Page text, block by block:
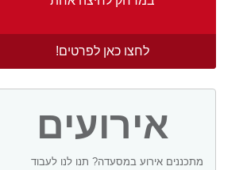
לחצו כאן לפרטים!
אירועים
מתכננים אירוע במסעדה? תנו לנו לעבוד